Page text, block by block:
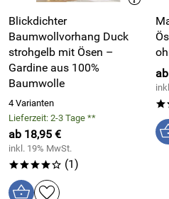
funktionaler Sicht- und
dekorativer Blickfang am
Einfache Handhabung & Pflege
Mit dem integrierten Kordelzug
gewünschte Höhe des Stoffes
Lichteinfall. Dank pflegeleichter
Raffrollo auch nach dem
Fazit
Blickdichter
Baumwollvorhang Duck
strohgelb mit Ösen –
Gardine aus 100%
Baumwolle
4 Varianten
Lieferzeit: 2-3 Tage **
ab 18,95 €
inkl. 19% MwSt.
****o (1)